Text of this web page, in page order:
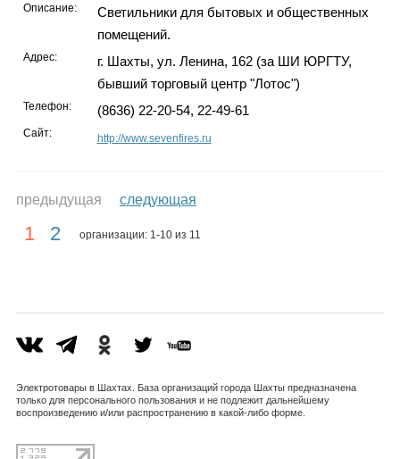
Описание:
Светильники для бытовых и общественных
помещений.
Адрес:
г. Шахты, ул. Ленина, 162 (за ШИ ЮРГТУ,
бывший торговый центр "Лотос")
Телефон: (8636) 22-20-54, 22-49-61
Сайт: http://www.sevenfires.ru
предыдущая следующая
1 2 организации: 1-10 из 11
Электротовары в Шахтах. База организаций города Шахты предназначена
только для персонального пользования и не подлежит дальнейшему
воспроизведению и/или распространению в какой-либо форме.